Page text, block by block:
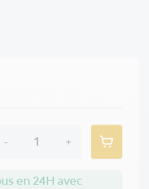
- +
en 24H avec